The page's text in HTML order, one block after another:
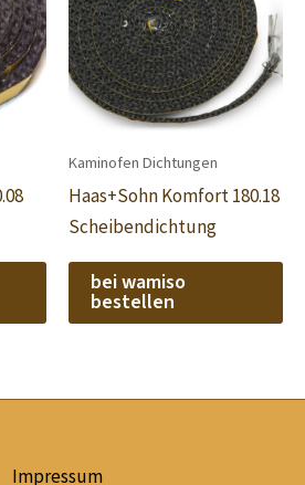
Kaminofen Dichtungen
Haas+Sohn Komfort 180.18
Scheibendichtung
bei wamiso
bestellen
Impressum